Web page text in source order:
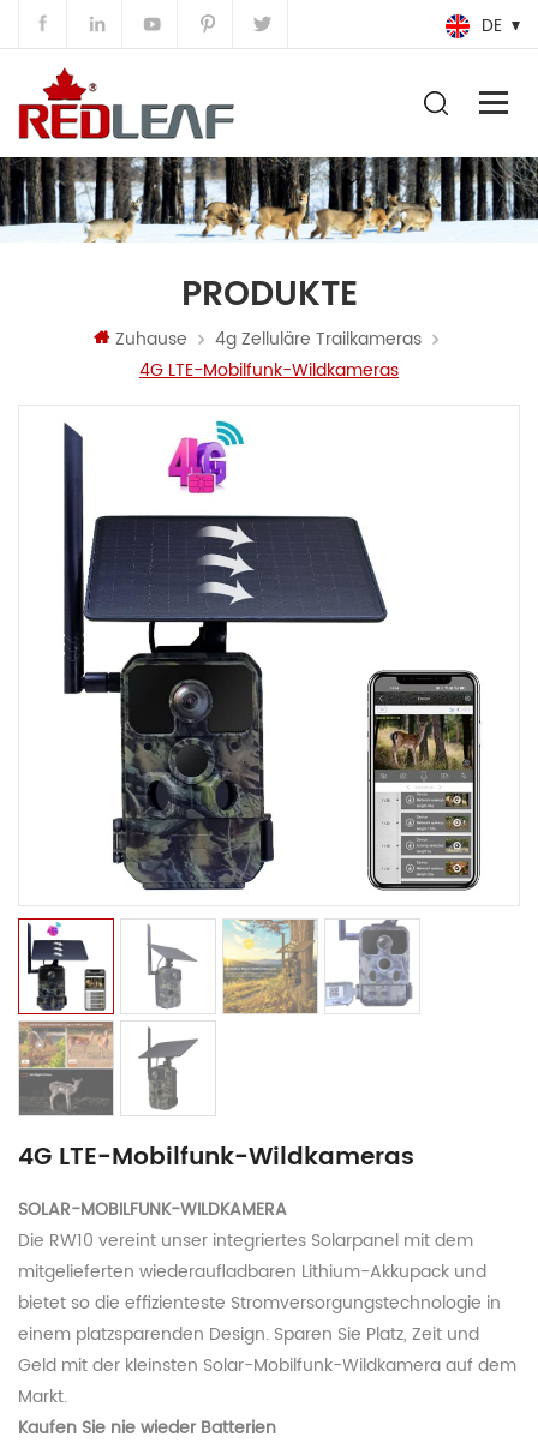
DE
PRODUKTE
Zuhause
4g Zelluläre Trailkameras
4G LTE-Mobilfunk-Wildkameras
4G LTE-Mobilfunk-Wildkameras
SOLAR-MOBILFUNK-WILDKAMERA
Die RW10 vereint unser integriertes Solarpanel mit dem
mitgelieferten wiederaufladbaren Lithium-Akkupack und
bietet so die effizienteste Stromversorgungstechnologie in
einem platzsparenden Design. Sparen Sie Platz, Zeit und
Geld mit der kleinsten Solar-Mobilfunk-Wildkamera auf dem
Markt.
Kaufen Sie nie wieder Batterien